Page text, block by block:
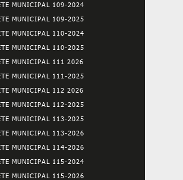
MUNICIPAL 109-2024
MUNICIPAL 109-2025
MUNICIPAL 110-2024
MUNICIPAL 110-2025
MUNICIPAL 111 2026
MUNICIPAL 111-2025
MUNICIPAL 112 2026
MUNICIPAL 112-2025
MUNICIPAL 113-2025
MUNICIPAL 113-2026
MUNICIPAL 114-2026
MUNICIPAL 115-2024
MUNICIPAL 115-2026